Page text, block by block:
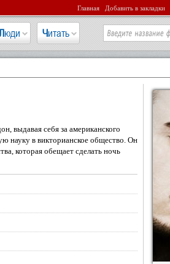
Главная Добавить в закладки
Люди Читать
выдавая себя за американского
науку в викторианское общество. Он
которая обещает сделать ночь